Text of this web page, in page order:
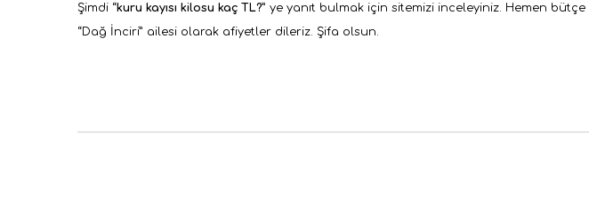
Şimdi “kuru kayısı kilosu kaç TL?” ye yanıt bulmak için sitemizi inceleyiniz. Hemen
“Dağ İnciri” ailesi olarak afiyetler dileriz. Şifa olsun.